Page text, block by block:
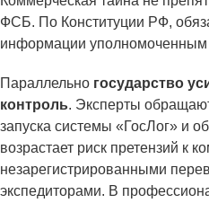
ФСБ. По Конституции РФ,
информации уполномоченным
Параллельно государство
контроль. Эксперты
запуска системы «ГосЛог» и
возрастает риск претензий к
незарегистрированными
экспедиторами. В